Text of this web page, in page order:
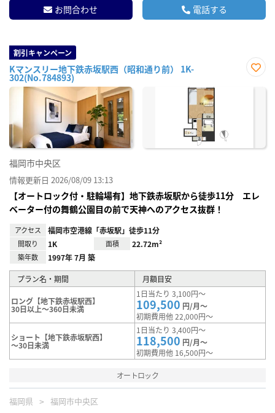
お問合わせ 電話する
割引キャンペーン
Kマンスリー地下鉄赤坂駅西（昭和通り前） 1K-
302(No.784893)
に入
福岡市中央区
情報更新日 2026/08/09 13:13
【オートロック付・駐輪場有】地下鉄赤坂駅から徒歩11分 エレ
ベーター付の舞鶴公園目の前で天神へのアクセス抜群！
アクセス 福岡市空港線「赤坂駅」徒歩11分
間取り 1K 面積 22.72m²
築年数 1997年 7月 築
プラン名・期間 月額目安
ロング【地下鉄赤坂駅西】
30日以上～360日未満
1日当たり 3,100円～
109,500 円/月～
初期費用他 22,000円～
ショート【地下鉄赤坂駅西】
～30日未満
1日当たり 3,400円～
118,500 円/月～
初期費用他 16,500円～
オートロック
福岡県 福岡市中央区